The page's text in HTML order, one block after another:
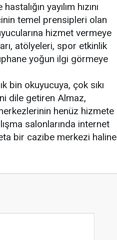
yayılım hızını
temel prensipleri olan
hizmet vermeye
atölyeleri, spor etkinlik
yoğun ilgi görmeye
bin okuyucuya, çok sıkı
dile getiren Almaz,
henüz hizmete
salonlarında internet
bir cazibe merkezi haline